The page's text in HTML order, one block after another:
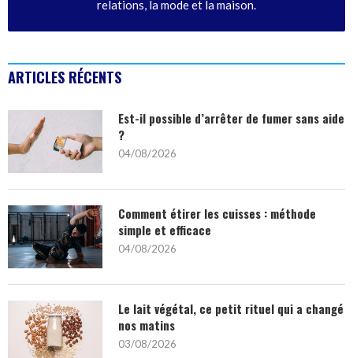
relations, la mode et la maison.
ARTICLES RÉCENTS
Est-il possible d’arrêter de fumer sans aide
?
04/08/2026
Comment étirer les cuisses : méthode
simple et efficace
04/08/2026
Le lait végétal, ce petit rituel qui a changé
nos matins
03/08/2026